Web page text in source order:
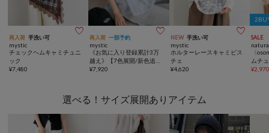
再入荷 手洗い可 
mystic
チェックヘムキャミチュニ
ック
¥7,480
再入荷 一部予約 
mystic
《お気に入り登録累計3万
越え》【7色展開/新色追
加】ふわふわシャーリング
¥7,920
NEW 手洗い可 
mystic
ホルターレースキャミビス
チェ
¥4,620
SALE
〈
ムチ
¥
選べる！サイズ展開ありアイテム